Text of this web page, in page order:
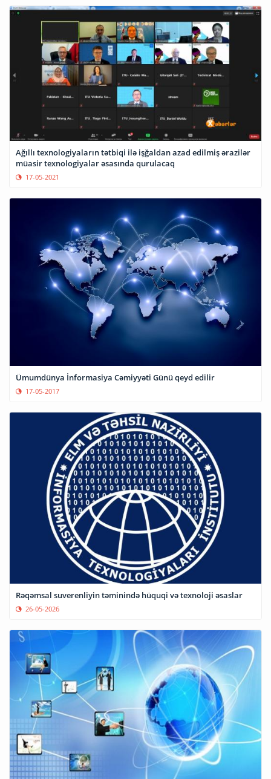
Ağıllı texnologiyaların tətbiqi ilə işğaldan azad edilmiş ərazilər
müasir texnologiyalar əsasında qurulacaq
17-05-2021
Ümumdünya İnformasiya Cəmiyyəti Günü qeyd edilir
17-05-2017
Rəqəmsal suverenliyin təminində hüquqi və texnoloji əsaslar
26-05-2026